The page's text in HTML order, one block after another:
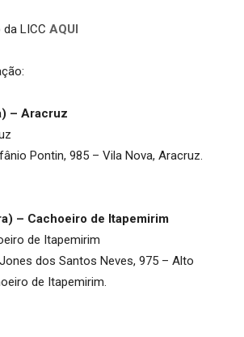
LICC AQUI
– Aracruz
Pontin, 985 – Vila Nova, Aracruz.
– Cachoeiro de Itapemirim
de Itapemirim
dos Santos Neves, 975 – Alto
de Itapemirim.